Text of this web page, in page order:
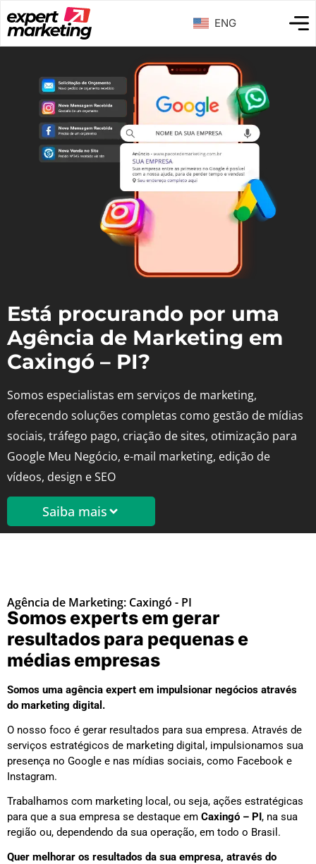
ENG
Está procurando por uma
Agência de Marketing em
Caxingó – PI?
Somos especialistas em serviços de marketing,
oferecendo soluções completas como gestão de mídias
sociais, tráfego pago, criação de sites, otimização para
Google Meu Negócio, e-mail marketing, edição de
vídeos, design e SEO
Saiba mais
Agência de Marketing: Caxingó - PI
Somos experts em gerar
resultados para pequenas e
médias empresas
Somos uma agência expert em impulsionar negócios através
do marketing digital.
O nosso foco é gerar resultados para sua empresa. Através de
serviços estratégicos de marketing digital, impulsionamos sua
presença no Google e nas mídias sociais, como Facebook e
Instagram.
Trabalhamos com marketing local, ou seja, ações estratégicas
para que a sua empresa se destaque em Caxingó – PI, na sua
região ou, dependendo da sua operação, em todo o Brasil.
Quer melhorar os resultados da sua empresa, através do